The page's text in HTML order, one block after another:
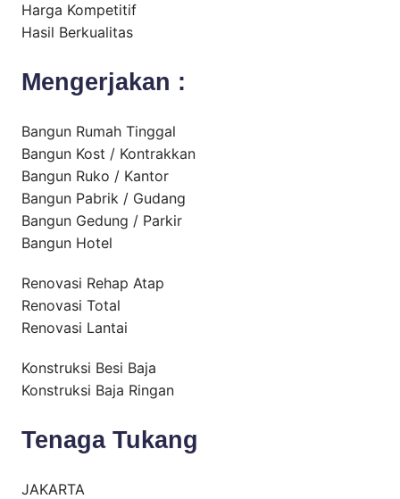
Harga Kompetitif
Hasil Berkualitas
Mengerjakan :
Bangun Rumah Tinggal
Bangun Kost / Kontrakkan
Bangun Ruko / Kantor
Bangun Pabrik / Gudang
Bangun Gedung / Parkir
Bangun Hotel
Renovasi Rehap Atap
Renovasi Total
Renovasi Lantai
Konstruksi Besi Baja
Konstruksi Baja Ringan
Tenaga Tukang
JAKARTA